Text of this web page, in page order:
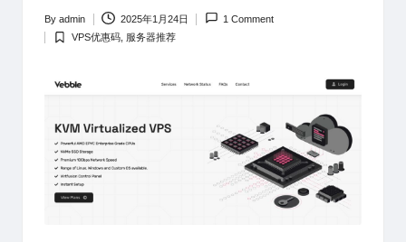
Posted
by
By admin 2025年1月24日 1 Comment
Posted
VPS优惠码, 服务器推荐